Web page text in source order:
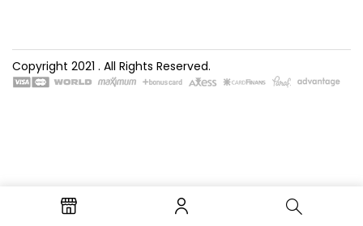
Copyright 2021 . All Rights Reserved.